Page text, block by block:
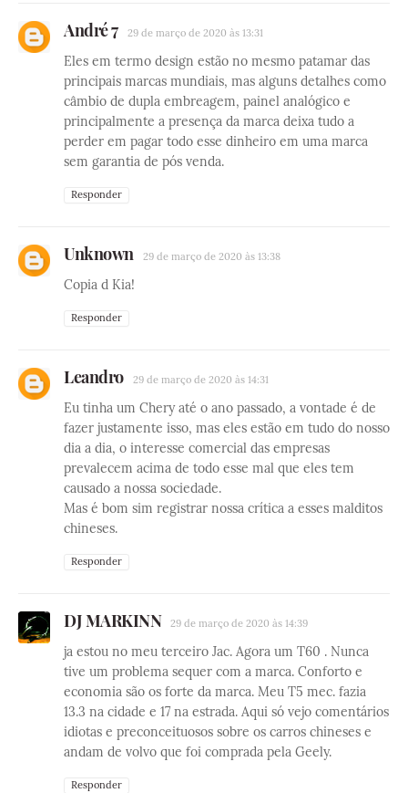
André 7 29 de março de 2020 às 13:31
Eles em termo design estão no mesmo patamar das
principais marcas mundiais, mas alguns detalhes como
câmbio de dupla embreagem, painel analógico e
principalmente a presença da marca deixa tudo a
perder em pagar todo esse dinheiro em uma marca
sem garantia de pós venda.
Responder
Unknown 29 de março de 2020 às 13:38
Copia d Kia!
Responder
Leandro 29 de março de 2020 às 14:31
Eu tinha um Chery até o ano passado, a vontade é de
fazer justamente isso, mas eles estão em tudo do nosso
dia a dia, o interesse comercial das empresas
prevalecem acima de todo esse mal que eles tem
causado a nossa sociedade.
Mas é bom sim registrar nossa crítica a esses malditos
chineses.
Responder
DJ MARKINN 29 de março de 2020 às 14:39
ja estou no meu terceiro Jac. Agora um T60 . Nunca
tive um problema sequer com a marca. Conforto e
economia são os forte da marca. Meu T5 mec. fazia
13.3 na cidade e 17 na estrada. Aqui só vejo comentários
idiotas e preconceituosos sobre os carros chineses e
andam de volvo que foi comprada pela Geely.
Responder